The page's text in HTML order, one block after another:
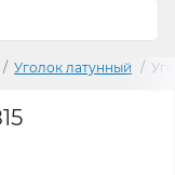
Уголок латунный